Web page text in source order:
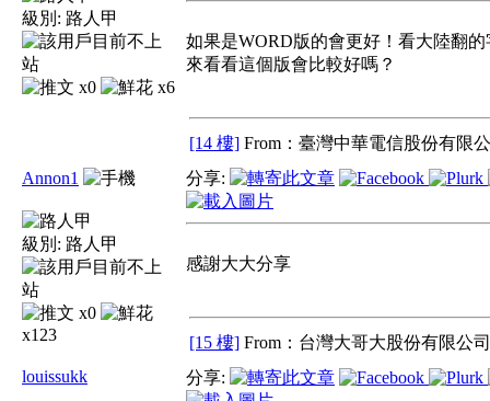
級別: 路人甲
x0 x6
如果是WORD版的會更好！看大陸翻
來看看這個版會比較好嗎？
[14 樓] From：臺灣中華電信股份有限
Annon1
級別: 路人甲
x0
x123
分享:
感謝大大分享
[15 樓] From：台灣大哥大股份有限公
louissukk
分享: